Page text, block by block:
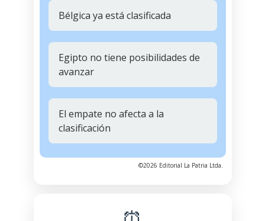
Bélgica ya está clasificada
Egipto no tiene posibilidades de
avanzar
El empate no afecta a la
clasificación
©2026 Editorial La Patria Ltda.